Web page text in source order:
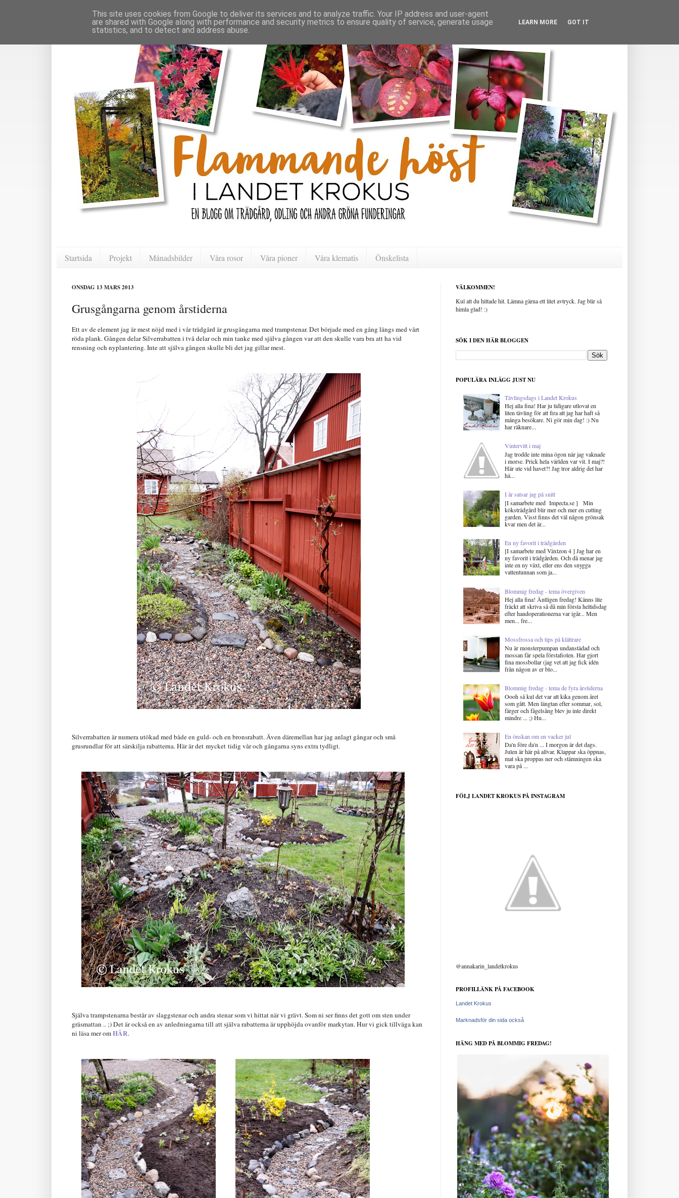
Startsida Projekt Månadsbilder Våra rosor Våra pioner Våra klematis Önskelista
ONSDAG 13 MARS 2013
Grusgångarna genom årstiderna
Ett av de element jag är mest nöjd med i vår trädgård är grusgångarna med trampstenar. Det började med en gång längs med vårt
röda plank. Gången delar Silverrabatten i två delar och min tanke med själva gången var att den skulle vara bra att ha vid
rensning och nyplantering. Inte att själva gången skulle bli det jag gillar mest.
Silverrabatten är numera utökad med både en guld- och en bronsrabatt. Även däremellan har jag anlagt gångar och små
grusrundlar för att särskilja rabatterna. Här är det mycket tidig vår och gångarna syns extra tydligt.
Själva trampstenarna består av slaggstenar och andra stenar som vi hittat när vi grävt. Som ni ser finns det gott om sten under
gräsmattan .. ;) Det är också en av anledningarna till att själva rabatterna är upphöjda ovanför markytan. Hur vi gick tillväga kan
ni läsa mer omHÄR.
VÄLKOMMEN!
Kul att du hittade hit. Lämna gärna ett litet avtryck. Jag blir så
himla glad! :)
SÖK I DEN HÄR BLOGGEN
POPULÄRA INLÄGG JUST NU
Tävlingsdags i Landet Krokus
Hej alla fina! Har ju tidigare utlovat en
liten tävling för att fira att jag har haft så
många besökare. Ni gör min dag! :) Nu
har räknare...
Vintervitt i maj
Jag trodde inte mina ögon när jag vaknade
i morse. Prick hela världen var vit. I maj?!
Här ute vid havet?! Jag tror aldrig det har
hä...
I år satsar jag på snitt
[I samarbete med Impecta.se ] Min
köksträdgård blir mer och mer en cutting
garden. Visst finns det väl någon grönsak
kvar men det är...
En ny favorit i trädgården
[I samarbete med Växtzon 4 ] Jag har en
ny favorit i trädgården. Och då menar jag
inte en ny växt, eller ens den snygga
vattentunnan som ja...
Blommig fredag - tema övergiven
Hej alla fina! Äntligen fredag! Känns lite
fräckt att skriva så då min första heltidsdag
efter handoperationerna var igår... Men
men... fre...
Mossfrossa och tips på klättrare
Nu är monsterpumpan undanstädad och
mossan får spela förstafiolen. Har gjort
fina mossbollar (jag vet att jag fick idén
från någon av er blo...
Blommig fredag - tema de fyra årstiderna
Oooh så kul det var att kika genom året
som gått. Men längtan efter sommar, sol,
färger och fågelsång blev ju inte direkt
mindre ... ;) Hu...
En önskan om en vacker jul
Da'n före da'n ... I morgon är det dags.
Julen är här på allvar. Klappar ska öppnas,
mat ska proppas ner och stämningen ska
vara på ...
FÖLJ LANDET KROKUS PÅ INSTAGRAM
@annakarin_landetkrokus
PROFILLÄNK PÅ FACEBOOK
Landet Krokus
Marknadsför din sida också
HÄNG MED PÅ BLOMMIG FREDAG!
This site uses cookies from Google to deliver its services and to analyze traffic. Your IP address and user-agent
are shared with Google along with performance and security metrics to ensure quality of service, generate usage
statistics, and to detect and address abuse.
LEARN MORE GOT IT